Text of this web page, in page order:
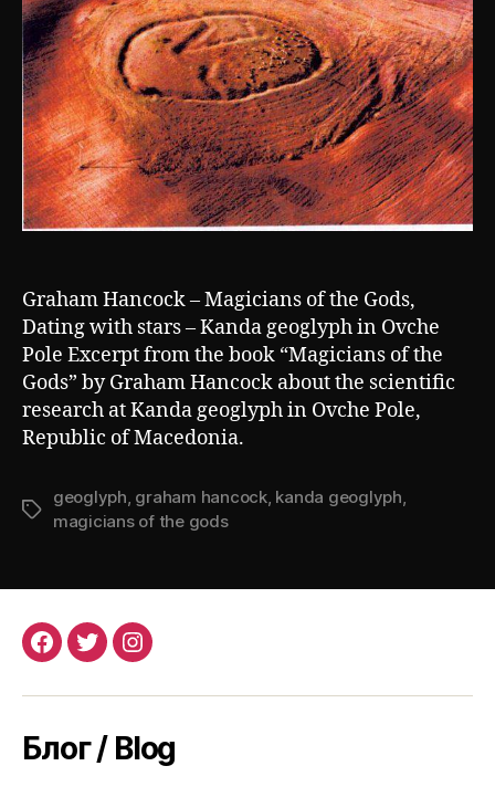
Graham Hancock – Magicians of the Gods,
Dating with stars – Kanda geoglyph in Ovche
Pole Excerpt from the book “Magicians of the
Gods” by Graham Hancock about the scientific
research at Kanda geoglyph in Ovche Pole,
Republic of Macedonia.
Tags
geoglyph, graham hancock, kanda geoglyph,
magicians of the gods
Facebook
TwitterInstagram
Блог / Blog